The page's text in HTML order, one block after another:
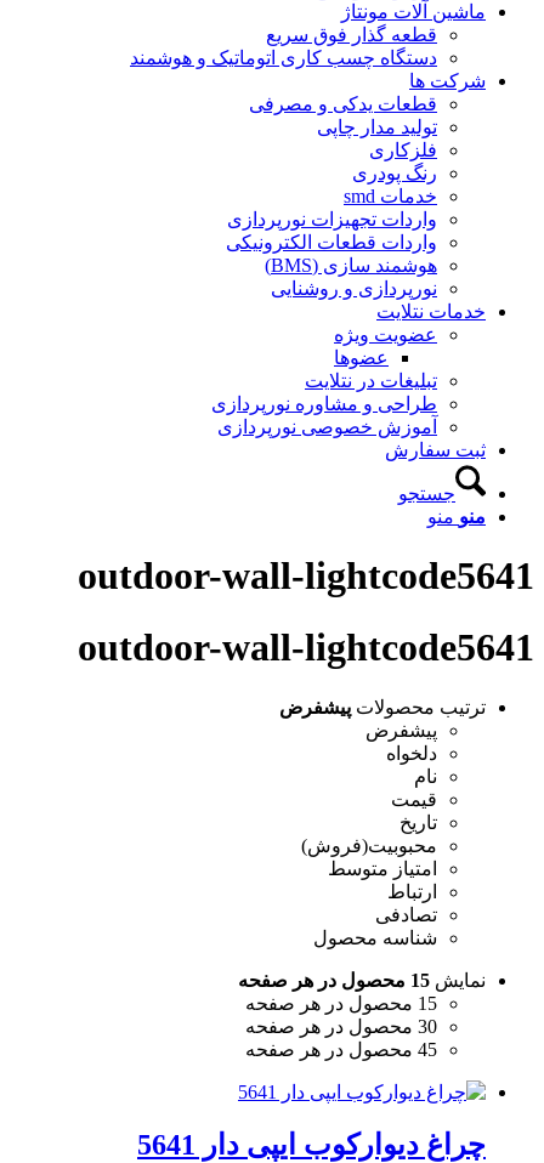
ماشین آلات مونتاژ
قطعه گذار فوق سریع
دستگاه چسب کاری اتوماتیک و هوشمند
شرکت ها
قطعات یدکی و مصرفی
تولید مدار چاپی
فلزکاری
رنگ پودری
خدمات smd
واردات تجهیزات نورپردازی
واردات قطعات الکترونیکی
هوشمند سازی (BMS)
نورپردازی و روشنایی
خدمات نتلایت
عضویت ویژه
عضوها
تبلیغات در نتلایت
طراحی و مشاوره نورپردازی
آموزش خصوصی نورپردازی
ثبت سفارش
جستجو
منو منو
outdoor-wall-lightcode5641
outdoor-wall-lightcode5641
ترتیب محصولات پیشفرض
پیشفرض
دلخواه
نام
قیمت
تاریخ
محبوبیت(فروش)
امتیاز متوسط
ارتباط
تصادفی
شناسه محصول
نمایش 15 محصول در هر صفحه
15 محصول در هر صفحه
30 محصول در هر صفحه
45 محصول در هر صفحه
چراغ دیوارکوب ایپی دار 5641